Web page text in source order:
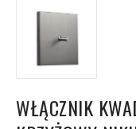
WŁĄCZNIK